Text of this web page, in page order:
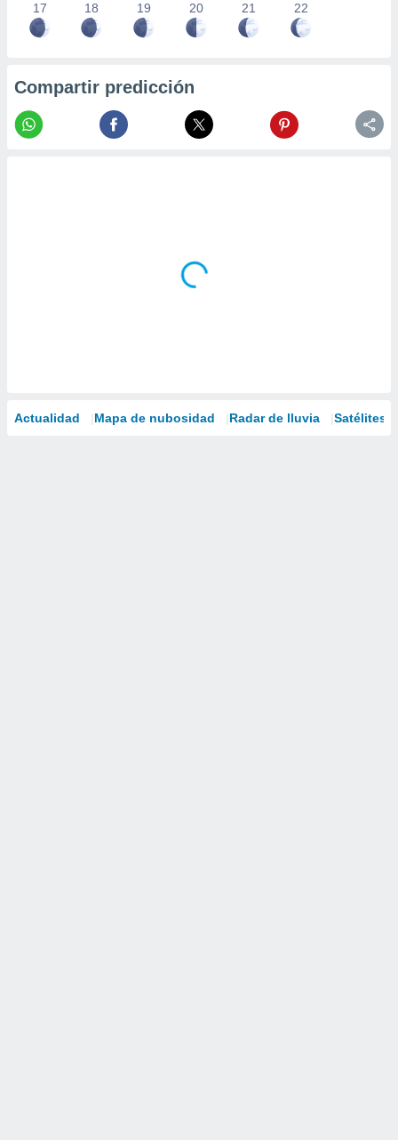
17 18 19 20 21 22
Compartir predicción
Actualidad Mapa de nubosidad Radar de lluvia Satélites